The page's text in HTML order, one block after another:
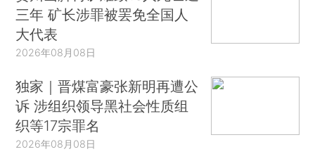
三年 矿长涉罪被罢免全国人
大代表
2026年08月08日
独家｜晋煤富豪张新明再遭公
诉 涉组织领导黑社会性质组
织等17宗罪名
2026年08月08日